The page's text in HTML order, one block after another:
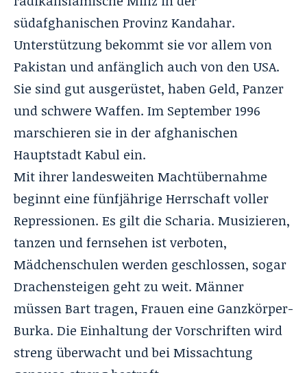
südafghanischen Provinz Kandahar.
Unterstützung bekommt sie vor allem von
Pakistan und anfänglich auch von den USA.
Sie sind gut ausgerüstet, haben Geld, Panzer
und schwere Waffen. Im September 1996
marschieren sie in der afghanischen
Hauptstadt Kabul ein.
Mit ihrer landesweiten Machtübernahme
beginnt eine fünfjährige Herrschaft voller
Repressionen. Es gilt die Scharia. Musizieren,
tanzen und fernsehen ist verboten,
Mädchenschulen werden geschlossen, sogar
Drachensteigen geht zu weit. Männer
müssen Bart tragen, Frauen eine Ganzkörper-
Burka. Die Einhaltung der Vorschriften wird
streng überwacht und bei Missachtung